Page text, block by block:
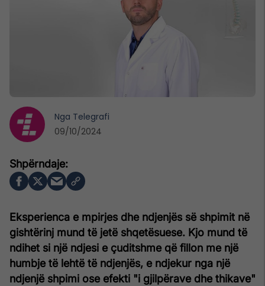
Eksperienca e mpirjes dhe ndjenjës së shpimit në
gishtërinj mund të jetë shqetësuese. Kjo mund të
ndihet si një ndjesi e çuditshme që fillon me një
humbje të lehtë të ndjenjës, e ndjekur nga një
ndjenjë shpimi ose efekti "i gjilpërave dhe thikave"
Nga Telegrafi
09/10/2024